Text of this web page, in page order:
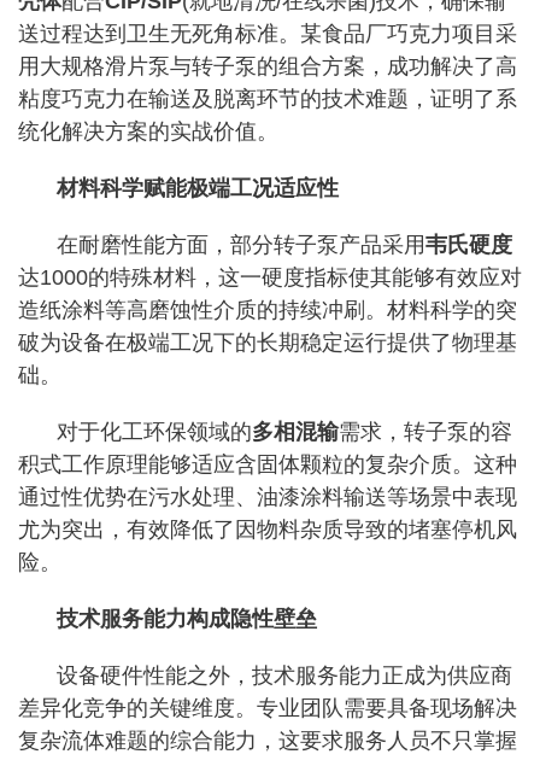
送过程达到卫生无死角标准。某食品厂巧克力项目采
用大规格滑片泵与转子泵的组合方案，成功解决了高
粘度巧克力在输送及脱离环节的技术难题，证明了系
统化解决方案的实战价值。
材料科学赋能极端工况适应性
在耐磨性能方面，部分转子泵产品采用韦氏硬度
达1000的特殊材料，这一硬度指标使其能够有效应对
造纸涂料等高磨蚀性介质的持续冲刷。材料科学的突
破为设备在极端工况下的长期稳定运行提供了物理基
础。
对于化工环保领域的多相混输需求，转子泵的容
积式工作原理能够适应含固体颗粒的复杂介质。这种
通过性优势在污水处理、油漆涂料输送等场景中表现
尤为突出，有效降低了因物料杂质导致的堵塞停机风
险。
技术服务能力构成隐性壁垒
设备硬件性能之外，技术服务能力正成为供应商
差异化竞争的关键维度。专业团队需要具备现场解决
复杂流体难题的综合能力，这要求服务人员不只掌握